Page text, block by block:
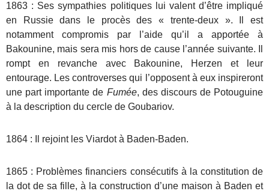
1863 : Ses sympathies politiques lui valent d’être impliqué
en Russie dans le procès des « trente-deux ». Il est
notamment compromis par l’aide qu’il a apportée à
Bakounine, mais sera mis hors de cause l’année suivante. Il
rompt en revanche avec Bakounine, Herzen et leur
entourage. Les controverses qui l’opposent à eux inspireront
une part importante de Fumée, des discours de Potouguine
à la description du cercle de Goubariov.
1864 : Il rejoint les Viardot à Baden-Baden.
1865 : Problèmes financiers consécutifs à la constitution de
la dot de sa fille, à la construction d’une maison à Baden et